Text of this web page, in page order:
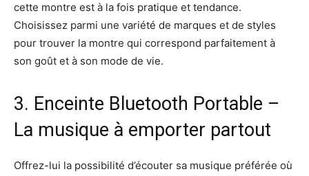
cette montre est à la fois pratique et tendance.
Choisissez parmi une variété de marques et de styles
pour trouver la montre qui correspond parfaitement à
son goût et à son mode de vie.
3. Enceinte Bluetooth Portable –
La musique à emporter partout
Offrez-lui la possibilité d’écouter sa musique préférée où